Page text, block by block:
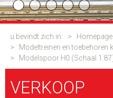
u bevindt zich in: >
Homepage
>
Modeltreinen en toebehoren
>
Modelspoor H0 (Schaal
VERKOOP